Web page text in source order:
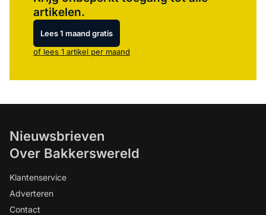
artikelen.
Lees 1 maand gratis
of lees 1 artikel per maand
Nieuwsbrieven
Over Bakkerswereld
Klantenservice
Adverteren
Contact